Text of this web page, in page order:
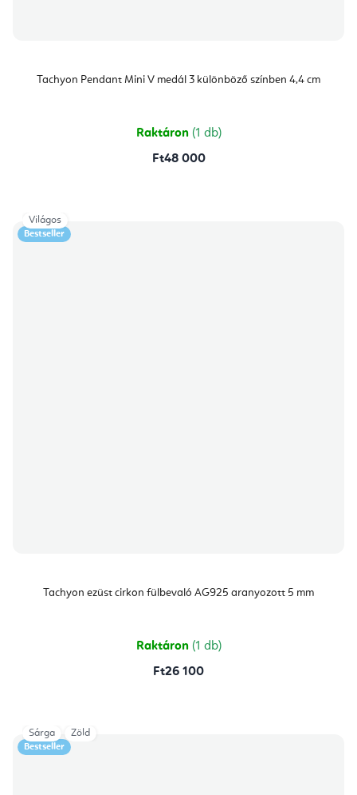
Tachyon Pendant Mini V medál 3 különböző színben 4,4 cm
Raktáron (1 db)
Ft48 000
Bestseller
Tachyon ezüst cirkon fülbevaló AG925 aranyozott 5 mm
Raktáron (1 db)
Ft26 100
Világos
Bestseller
Sárga Zöld